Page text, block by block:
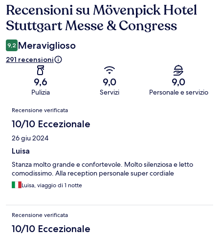
Recensioni
Recensioni su Mövenpick Hotel
Stuttgart Messe & Congress
9,2 Meraviglioso
291 recensioni
9,6
Pulizia
9,0
Servizi
9,0
Personale e servizio
Recensioni
Recensione verificata
10/10 Eccezionale
26 giu 2024
Luisa
Stanza molto grande e confortevole. Molto silenziosa e letto
comodissimo. Alla reception personale super cordiale
Luisa, viaggio di 1 notte
Recensione verificata
10/10 Eccezionale